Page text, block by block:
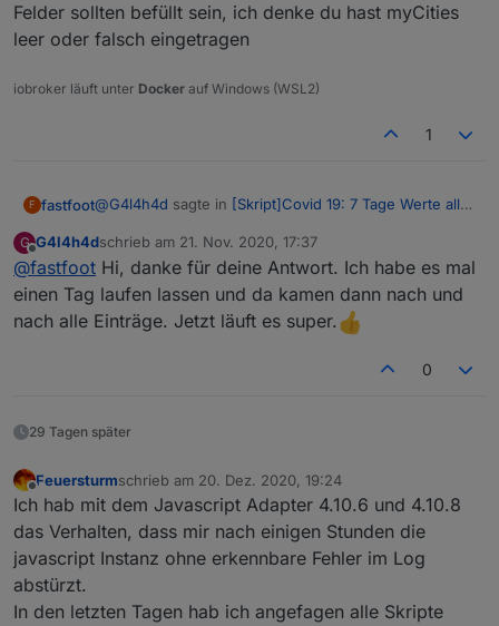
javascript.0	2020-11-19 21:01:09.815
javascript.0	2020-11-19 21:01:09.815
javascript.0	2020-11-19 21:01:09.815
javascript.0	2020-11-19 21:01:09.814
javascript.0	2020-11-19 21:01:09.814
Felder sollten befüllt sein, ich denke du hast myCities
leer oder falsch eingetragen
iobroker läuft unter Docker auf Windows (WSL2)
1
F fastfoot@G4l4h4d sagte in [Skript]Covid 19: 7 Tage Werte aller
Also hier läuft das Skript. Im LOG wird Zeile 19 gezeigt,
da sind im Original aber Kommentare. Du solltest
obiges Skript noch einmal laden und auch die VIS, da
kannst du ShowAllCounties und die BL auch
einschalten. Ansonsten solltest Du mindestens eine
wie es ist einmal laufen lassen um Ergebnisse zu
G
Offline
G4l4h4dschrieb am 21. Nov. 2020, 17:37
zuletzt editiert von
@fastfoot Hi, danke für deine Antwort. Ich habe es mal
einen Tag laufen lassen und da kamen dann nach und
nach alle Einträge. Jetzt läuft es super.
0
29 Tagen später
Offline
Feuersturmschrieb am 20. Dez. 2020, 19:24
zuletzt editiert von
Ich hab mit dem Javascript Adapter 4.10.6 und 4.10.8
das Verhalten, dass mir nach einigen Stunden die
javascript Instanz ohne erkennbare Fehler im Log
abstürzt.
In den letzten Tagen hab ich angefagen alle Skripte